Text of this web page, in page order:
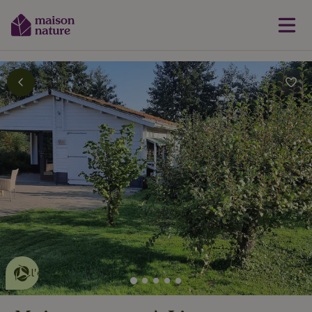
Cette Maison Nature fait de
l'effeten savoir plus